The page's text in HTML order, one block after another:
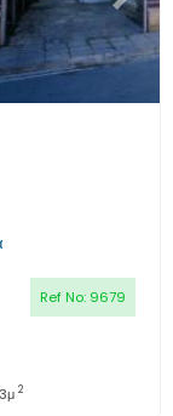
Ref No: 9679
μ 2